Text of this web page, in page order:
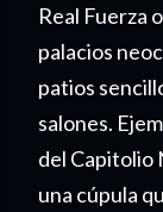
Real Fuerza
palacios
patios
salones.
del Capitolio
una cúpula